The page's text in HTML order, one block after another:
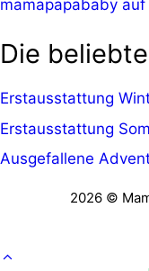
mamapapababy
Die
Erstausstattung
Erstausstattung
Ausgefallene
2026 ©